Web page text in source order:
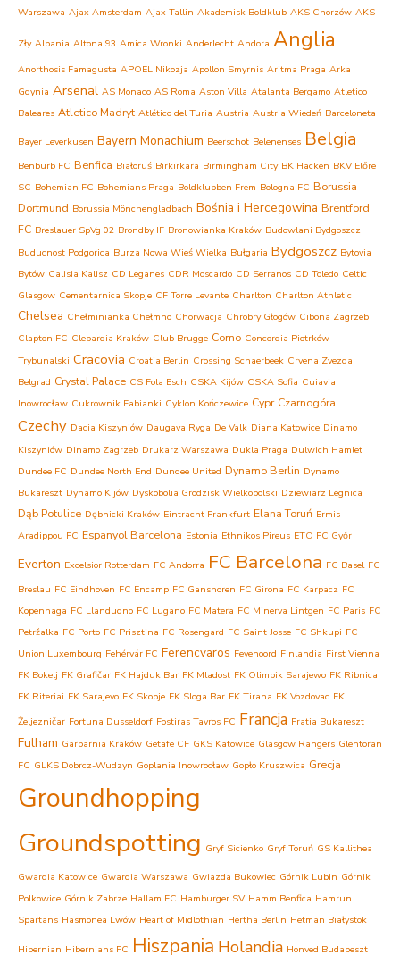
Warszawa Ajax Amsterdam Ajax Tallin Akademisk Boldklub AKS Chorzów AKS
Zły Albania Altona 93 Amica Wronki Anderlecht Andora Anglia
Anorthosis Famagusta APOEL Nikozja Apollon Smyrnis Aritma Praga Arka
Gdynia Arsenal AS Monaco AS Roma Aston Villa Atalanta Bergamo Atletico
Baleares Atletico Madryt Atlético del Turia Austria Austria Wiedeń Barceloneta
Bayer Leverkusen Bayern Monachium Beerschot Belenenses Belgia
Benburb FC Benfica Białoruś Birkirkara Birmingham City BK Häcken BKV Előre
SC Bohemian FC Bohemians Praga Boldklubben Frem Bologna FC Borussia
Dortmund Borussia Mönchengladbach Bośnia i Hercegowina Brentford
FC Breslauer SpVg 02 Brondby IF Bronowianka Kraków Budowlani Bydgoszcz
Buducnost Podgorica Burza Nowa Wieś Wielka Bułgaria Bydgoszcz Bytovia
Bytów Calisia Kalisz CD Leganes CDR Moscardo CD Serranos CD Toledo Celtic
Glasgow Cementarnica Skopje CF Torre Levante Charlton Charlton Athletic
Chelsea Chełminianka Chełmno Chorwacja Chrobry Głogów Cibona Zagrzeb
Clapton FC Clepardia Kraków Club Brugge Como Concordia Piotrków
Trybunalski Cracovia Croatia Berlin Crossing Schaerbeek Crvena Zvezda
Belgrad Crystal Palace CS Fola Esch CSKA Kijów CSKA Sofia Cuiavia
Inowrocław Cukrownik Fabianki Cyklon Kończewice Cypr Czarnogóra
Czechy Dacia Kiszyniów Daugava Ryga De Valk Diana Katowice Dinamo
Kiszyniów Dinamo Zagrzeb Drukarz Warszawa Dukla Praga Dulwich Hamlet
Dundee FC Dundee North End Dundee United Dynamo Berlin Dynamo
Bukareszt Dynamo Kijów Dyskobolia Grodzisk Wielkopolski Dziewiarz Legnica
Dąb Potulice Dębnicki Kraków Eintracht Frankfurt Elana Toruń Ermis
Aradippou FC Espanyol Barcelona Estonia Ethnikos Pireus ETO FC Győr
Everton Excelsior Rotterdam FC Andorra FC Barcelona FC Basel FC
Breslau FC Eindhoven FC Encamp FC Ganshoren FC Girona FC Karpacz FC
Kopenhaga FC Llandudno FC Lugano FC Matera FC Minerva Lintgen FC Paris FC
Petržalka FC Porto FC Prisztina FC Rosengard FC Saint Josse FC Shkupi FC
Union Luxembourg Fehérvár FC Ferencvaros Feyenoord Finlandia First Vienna
FK Bokelj FK Grafičar FK Hajduk Bar FK Mladost FK Olimpik Sarajewo FK Ribnica
FK Riteriai FK Sarajevo FK Skopje FK Sloga Bar FK Tirana FK Vozdovac FK
Željezničar Fortuna Dusseldorf Fostiras Tavros FC Francja Fratia Bukareszt
Fulham Garbarnia Kraków Getafe CF GKS Katowice Glasgow Rangers Glentoran
FC GLKS Dobrcz-Wudzyn Goplania Inowrocław Gopło Kruszwica Grecja
Groundhopping
Groundspotting Gryf Sicienko Gryf Toruń GS Kallithea
Gwardia Katowice Gwardia Warszawa Gwiazda Bukowiec Górnik Lubin Górnik
Polkowice Górnik Zabrze Hallam FC Hamburger SV Hamm Benfica Hamrun
Spartans Hasmonea Lwów Heart of Midlothian Hertha Berlin Hetman Białystok
Hibernian Hibernians FC Hiszpania Holandia Honved Budapeszt